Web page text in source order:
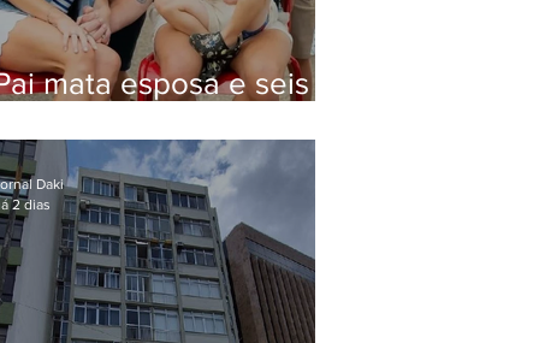
mata esposa e seis
Daki
2 dias